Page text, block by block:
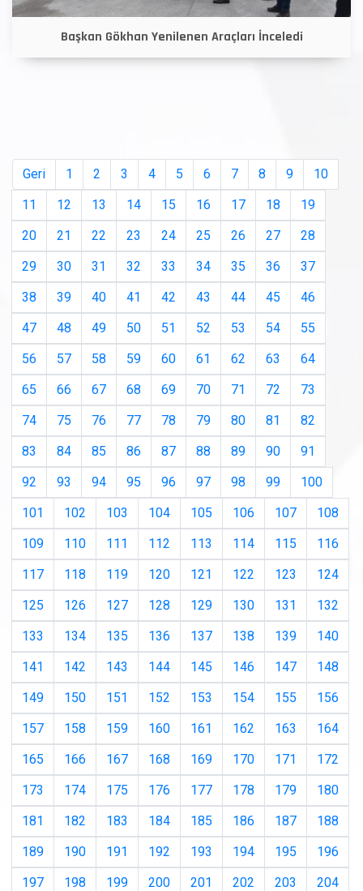
Başkan Gökhan Yenilenen Araçları İnceledi
Geri 1 2 3 4 5 6 7 8 9
10
11
12 13 14 15 16 17 18
19
20
21 22 23 24 25 26 27
28
29
30 31 32 33 34 35 36
37
38
39 40 41 42 43 44 45
46
47
48 49 50 51 52 53 54
55
56
57 58 59 60 61 62 63
64
65
66 67 68 69 70 71 72
73
74
75 76 77 78 79 80 81
82
83
84 85 86 87 88 89 90
91
92
93 94 95 96 97 98 99
100
101
102 103 104 105 106 107
108
109
110 111 112 113 114 115
116
117
118 119 120 121 122 123
124
125
126 127 128 129 130 131
132
133
134 135 136 137 138 139
140
141
142 143 144 145 146 147
148
149
150 151 152 153 154 155
156
157
158 159 160 161 162 163
164
165
166 167 168 169 170 171
172
173
174 175 176 177 178 179
180
181
182 183 184 185 186 187
188
189
190 191 192 193 194 195
196
197
198 199 200 201 202 203
204